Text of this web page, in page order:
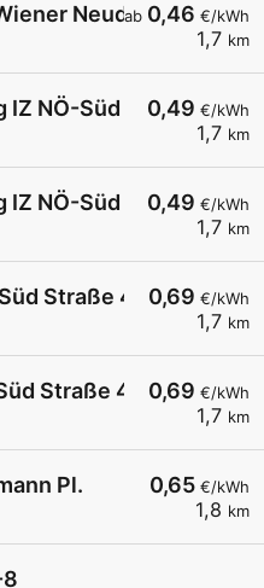
ab 0,46 €/kWh
1,7 km
Neudorf
0,49 €/kWh
1,7 km
IZ NÖ-Süd
0,49 €/kWh
1,7 km
IZ NÖ-Süd
0,69 €/kWh
1,7 km
Straße 4 Wiener
0,69 €/kWh
1,7 km
Straße 4 Wiener
0,65 €/kWh
1,8 km
Pl.
8